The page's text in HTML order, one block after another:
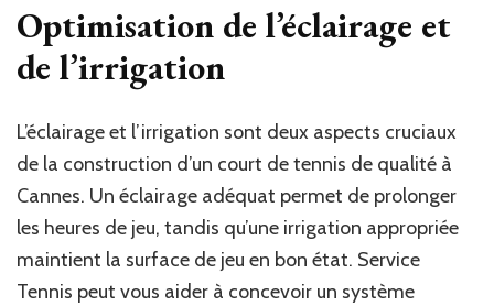
Optimisation de l’éclairage et
de l’irrigation
L’éclairage et l’irrigation sont deux aspects cruciaux
de la construction d’un court de tennis de qualité à
Cannes. Un éclairage adéquat permet de prolonger
les heures de jeu, tandis qu’une irrigation appropriée
maintient la surface de jeu en bon état. Service
Tennis peut vous aider à concevoir un système